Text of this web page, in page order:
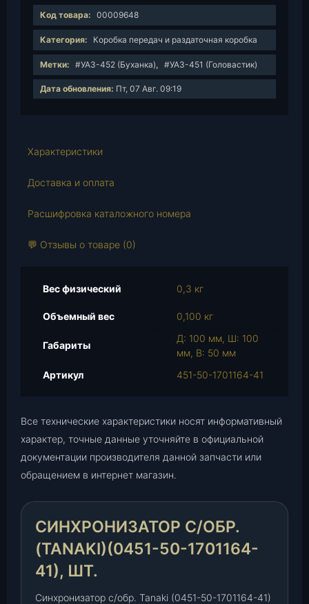
и
ч
с
о
в
р
С
н
с
/
.
T
a
a
k
Код товара: 00009648
Категория: Коробка передач и раздаточная коробка
Метки: #УАЗ-452 (Буханка), #УАЗ-451 (Головастик)
Дата обновления: Пт, 07 Авг. 09:19
Характеристики
Доставка и оплата
Расшифровка каталожного номера
💬 Отзывы о товаре (0)
Вес физический 0,3 кг
Объемный вес 0,100 кг
Габариты
Д: 100 мм, Ш: 100
мм, В: 50 мм
Артикул
451-50-1701164-41
Все технические характеристики носят информативный
характер, точные данные уточняйте в официальной
документации производителя данной запчасти или
обращением в интернет магазин.
СИНХРОНИЗАТОР С/ОБР.
(TANAKI)(0451-50-1701164-
41), ШТ.
Синхронизатор с/обр. Tanaki (0451-50-1701164-41)